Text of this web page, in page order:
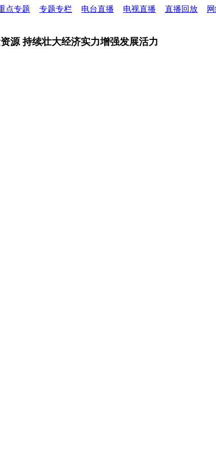
点专题 专题专栏 电台直播 电视直播 直播回放
源 持续壮大经济实力增强发展活力